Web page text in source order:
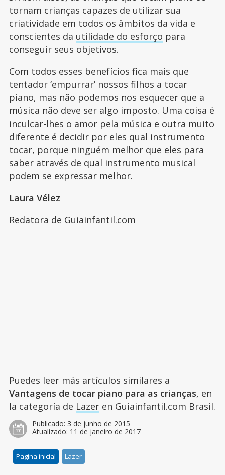
tornam crianças capazes de utilizar sua
criatividade em todos os âmbitos da vida e
conscientes da utilidade do esforço para
conseguir seus objetivos.
Com todos esses benefícios fica mais que
tentador ‘empurrar’ nossos filhos a tocar
piano, mas não podemos nos esquecer que a
música não deve ser algo imposto. Uma coisa é
inculcar-lhes o amor pela música e outra muito
diferente é decidir por eles qual instrumento
tocar, porque ninguém melhor que eles para
saber através de qual instrumento musical
podem se expressar melhor.
Laura Vélez
Redatora de Guiainfantil.com
Puedes leer más artículos similares a
Vantagens de tocar piano para as crianças, en
la categoría de Lazeren Guiainfantil.com Brasil.
Publicado: 3 de junho de 2015
Atualizado: 11 de janeiro de 2017
Pagina inicial Lazer